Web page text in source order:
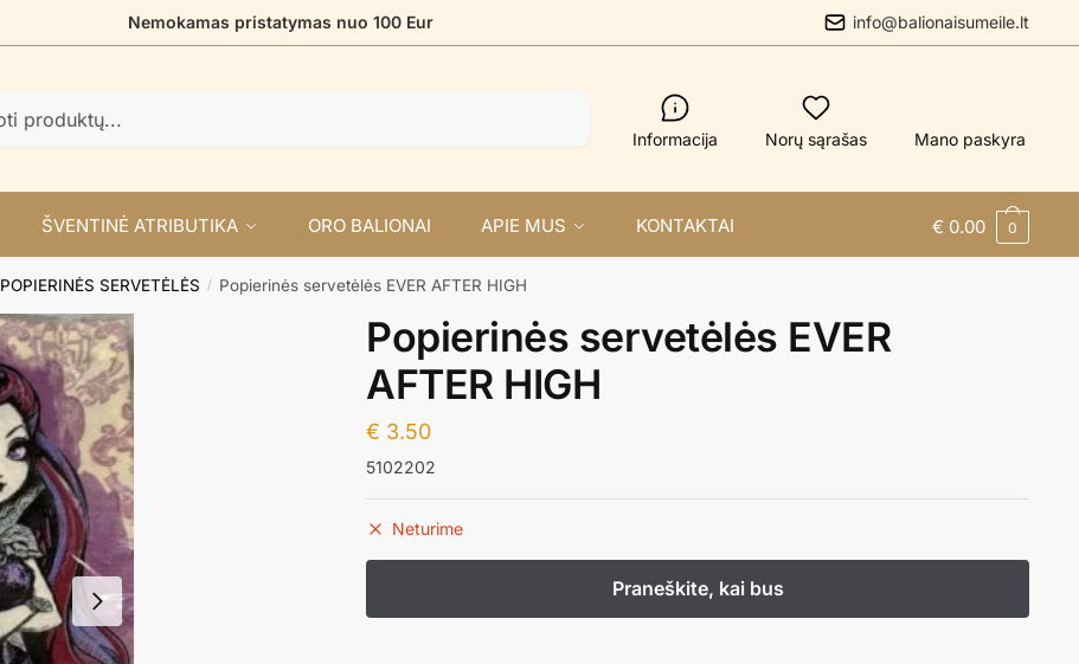
Nemokamas pristatymas nuo 100 Eur info@balionaisumeile.lt
Informacija Norų sąrašas Mano paskyra
ŠVENTINĖ ATRIBUTIKA ORO BALIONAI APIE MUS KONTAKTAI € 0.00 0
POPIERINĖS SERVETĖLĖS / Popierinės servetėlės EVER AFTER HIGH
Popierinės servetėlės EVER
AFTER HIGH
€ 3.50
5102202
Neturime